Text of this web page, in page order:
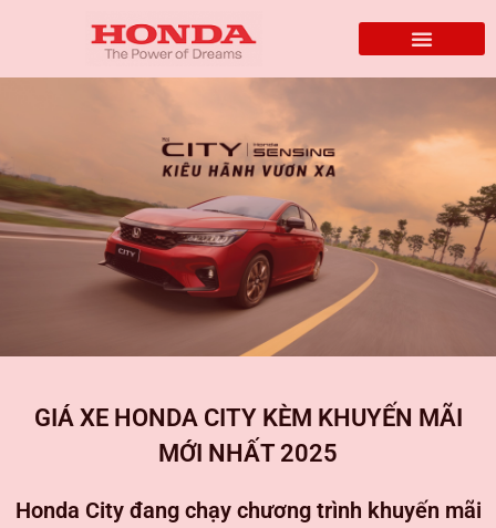
GIÁ XE HONDA CITY KÈM KHUYẾN MÃI
MỚI NHẤT 2025
Honda City đang chạy chương trình khuyến mãi